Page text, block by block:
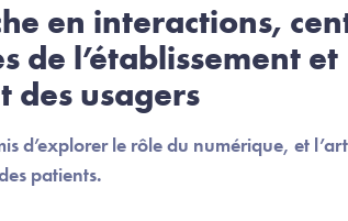
en interactions,
de l’établissement et
des usagers
d’explorer le rôle du numérique, et
patients.